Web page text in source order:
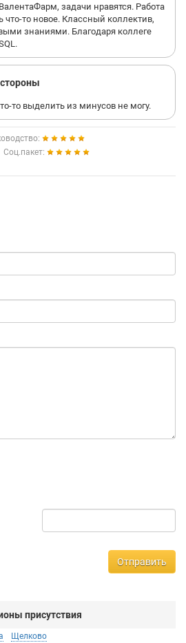
задачи нравятся. Работа
что-то новое. Классный коллектив,
знаниями. Благодаря коллеге
то выделить из минусов не могу.
Соц.пакет:
Отправить
присутствия
Щелково